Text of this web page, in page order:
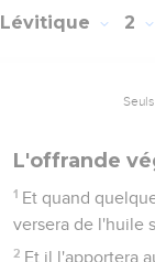
Lévitique 2
L'offrande
1 Et quand
versera de l'huile
2 Et il l'apportera